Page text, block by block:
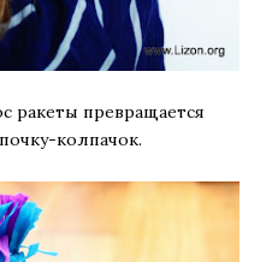
ракеты превращается
колпачок.